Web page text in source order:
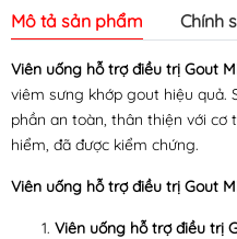
Mô tả sản phẩm Chính
Viên uống hỗ trợ điều trị Gout
viêm sưng khớp gout hiệu quả.
phần an toàn, thân thiện với
hiểm, đã được kiểm chứng.
Viên uống hỗ trợ điều trị Gout
Viên uống hỗ trợ điều trị